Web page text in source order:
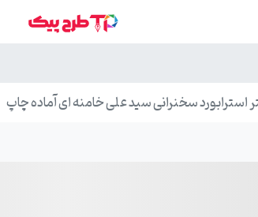
سخنرانی سید علی خامنه ای آماده چاپ